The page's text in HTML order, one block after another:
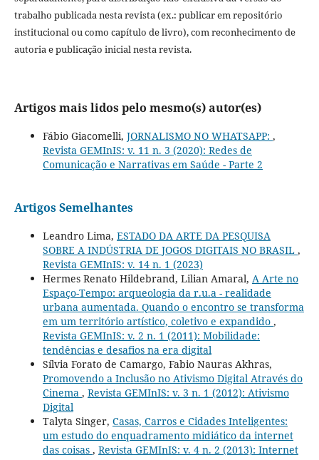
trabalho publicada nesta revista (ex.: publicar em repositório
institucional ou como capítulo de livro), com reconhecimento de
autoria e publicação inicial nesta revista.
Artigos mais lidos pelo mesmo(s) autor(es)
Fábio Giacomelli, JORNALISMO NO WHATSAPP: ,
Revista GEMInIS: v. 11 n. 3 (2020): Redes de
Comunicação e Narrativas em Saúde - Parte 2
Artigos Semelhantes
Leandro Lima, ESTADO DA ARTE DA PESQUISA
SOBRE A INDÚSTRIA DE JOGOS DIGITAIS NO BRASIL ,
Revista GEMInIS: v. 14 n. 1 (2023)
Hermes Renato Hildebrand, Lilian Amaral, A Arte no
Espaço-Tempo: arqueologia da r.u.a - realidade
urbana aumentada. Quando o encontro se transforma
em um território artístico, coletivo e expandido ,
Revista GEMInIS: v. 2 n. 1 (2011): Mobilidade:
tendências e desafios na era digital
Sílvia Forato de Camargo, Fabio Nauras Akhras,
Promovendo a Inclusão no Ativismo Digital Através do
Cinema , Revista GEMInIS: v. 3 n. 1 (2012): Ativismo
Digital
Talyta Singer, Casas, Carros e Cidades Inteligentes:
um estudo do enquadramento midiático da internet
das coisas , Revista GEMInIS: v. 4 n. 2 (2013): Internet